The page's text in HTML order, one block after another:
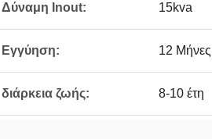
Δύναμη Inout: 15kva
Εγγύηση: 12 Μήνες
διάρκεια ζωής: 8-10 έτη